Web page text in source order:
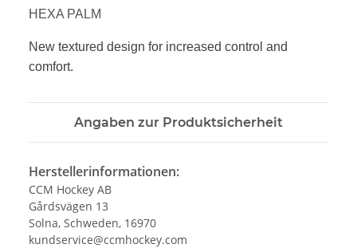
HEXA PALM
New textured design for increased control and
comfort.
Angaben zur Produktsicherheit
Herstellerinformationen:
CCM Hockey AB
Gårdsvägen 13
Solna, Schweden, 16970
kundservice@ccmhockey.com